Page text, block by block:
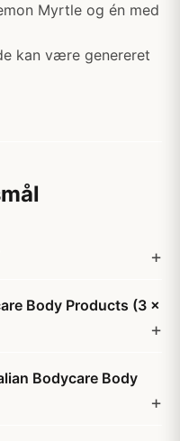
Myrtle og én med
kan være genereret
Body Products (3 x
Bodycare Body